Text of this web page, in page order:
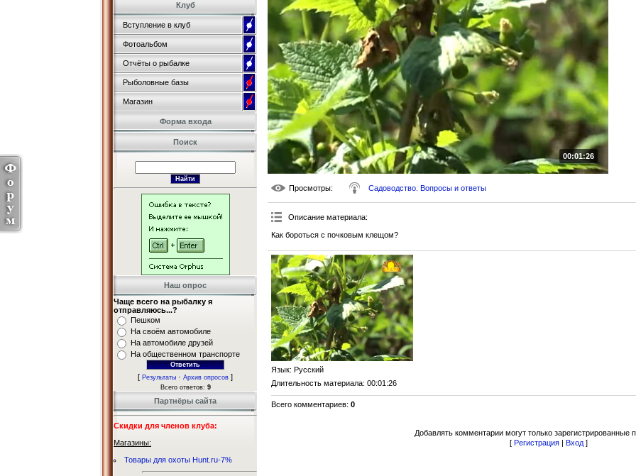
Клуб
Вступление в клуб
Фотоальбом
Отчёты о рыбалке
Рыболовные базы
Магазин
Форма входа
Поиск
Наш опрос
Чаще всего на рыбалку я
отправляюсь...?
Пешком
На своём автомобиле
На автомобиле друзей
На общественном транспорте
[ Результаты · Архив опросов ]
Всего ответов: 9
Партнёры сайта
Скидки для членов клуба:
Магазины:
Товары для охоты Hunt.ru-7%
00:01:26
Просмотры: Садоводство. Вопросы и ответы
Описание материала:
Как бороться с почковым клещом?
Язык: Русский
Длительность материала: 00:01:26
Всего комментариев: 0
Добавлять комментарии могут только зарегистрированные
[ Регистрация | Вход ]